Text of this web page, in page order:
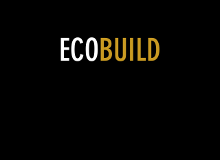
ECOBUILD